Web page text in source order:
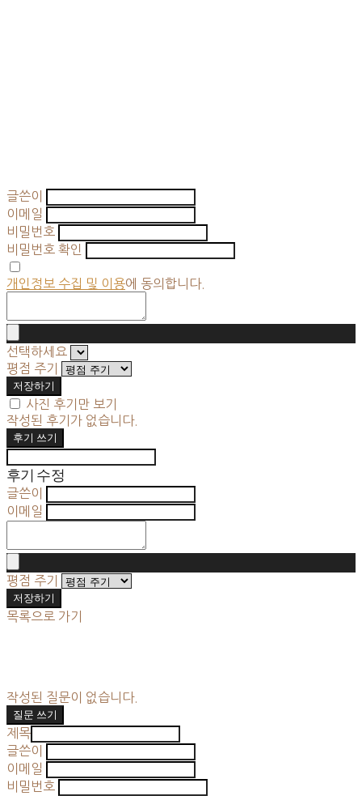
글쓴이
이메일
비밀번호
비밀번호 확인
개인정보 수집 및 이용에 동의합니다.
선택하세요
평점 주기
저장하기
사진 후기만 보기
작성된 후기가 없습니다.
후기 쓰기
후기 수정
글쓴이
이메일
평점 주기
저장하기
목록으로 가기
작성된 질문이 없습니다.
질문 쓰기
제목
글쓴이
이메일
비밀번호